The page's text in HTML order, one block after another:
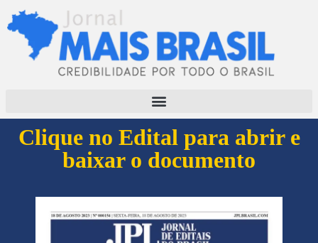
Clique no Edital para abrir e
baixar o documento